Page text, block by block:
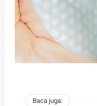
Baca juga: